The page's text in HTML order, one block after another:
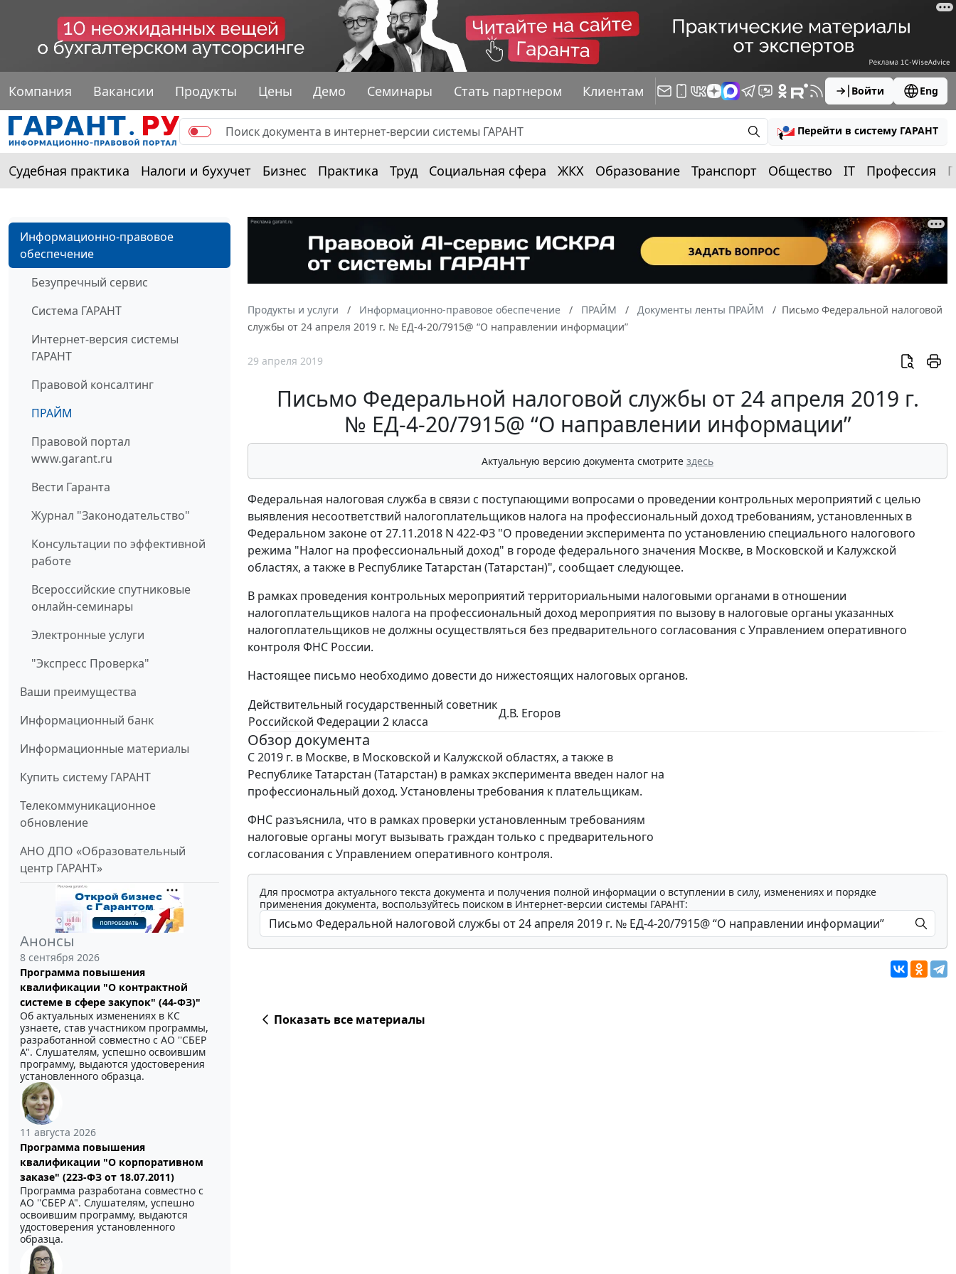
Компания Вакансии Продукты Цены Демо Семинары Стать партнером Клиентам Войти Eng
Перейти в систему ГАРАНТ
Судебная практика Налоги и бухучет Бизнес Практика Труд Социальная сфера ЖКХ Образование Транспорт Общество IT Профессия
Информационно-правовое
обеспечение
Безупречный сервис
Система ГАРАНТ
Интернет-версия системы
ГАРАНТ
Правовой консалтинг
ПРАЙМ
Правовой портал
www.garant.ru
Вести Гаранта
Журнал "Законодательство"
Консультации по эффективной
работе
Всероссийские спутниковые
онлайн-семинары
Электронные услуги
"Экспресс Проверка"
Ваши преимущества
Информационный банк
Информационные материалы
Купить систему ГАРАНТ
Телекоммуникационное
обновление
АНО ДПО «Образовательный
центр ГАРАНТ»
Анонсы
8 сентября 2026
Программа повышения
квалификации "О контрактной
системе в сфере закупок" (44-ФЗ)"
Об актуальных изменениях в КС
узнаете, став участником программы,
разработанной совместно с АО ''СБЕР
А". Слушателям, успешно освоившим
программу, выдаются удостоверения
установленного образца.
11 августа 2026
Программа повышения
квалификации "О корпоративном
заказе" (223-ФЗ от 18.07.2011)
Программа разработана совместно с
АО ''СБЕР А". Слушателям, успешно
освоившим программу, выдаются
удостоверения установленного
образца.
Продукты и услуги Информационно-правовое обеспечение ПРАЙМ Документы ленты ПРАЙМ
Письмо Федеральной налоговой
службы от 24 апреля 2019 г. № ЕД-4-20/7915@ “О направлении информации”
29 апреля 2019
Письмо Федеральной налоговой службы от 24 апреля 2019 г.
№ ЕД-4-20/7915@ “О направлении информации”
Актуальную версию документа смотрите здесь
Федеральная налоговая служба в связи с поступающими вопросами о проведении контрольных мероприятий с целью
выявления несоответствий налогоплательщиков налога на профессиональный доход требованиям, установленных в
Федеральном законе от 27.11.2018 N 422-ФЗ "О проведении эксперимента по установлению специального налогового
режима "Налог на профессиональный доход" в городе федерального значения Москве, в Московской и Калужской
областях, а также в Республике Татарстан (Татарстан)", сообщает следующее.
В рамках проведения контрольных мероприятий территориальными налоговыми органами в отношении
налогоплательщиков налога на профессиональный доход мероприятия по вызову в налоговые органы указанных
налогоплательщиков не должны осуществляться без предварительного согласования с Управлением оперативного
контроля ФНС России.
Настоящее письмо необходимо довести до нижестоящих налоговых органов.
Действительный государственный советник
Российской Федерации 2 класса
Д.В. Егоров
Обзор документа
С 2019 г. в Москве, в Московской и Калужской областях, а также в
Республике Татарстан (Татарстан) в рамках эксперимента введен налог на
профессиональный доход. Установлены требования к плательщикам.
ФНС разъяснила, что в рамках проверки установленным требованиям
налоговые органы могут вызывать граждан только с предварительного
согласования с Управлением оперативного контроля.
Для просмотра актуального текста документа и получения полной информации о вступлении в силу, изменениях и порядке
применения документа, воспользуйтесь поиском в Интернет-версии системы ГАРАНТ:
Показать все материалы